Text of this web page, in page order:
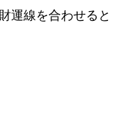
運線を合わせると